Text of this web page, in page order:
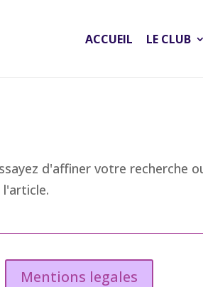
ACCUEIL LE CLUB
d'affiner votre recherche
Mentions legales